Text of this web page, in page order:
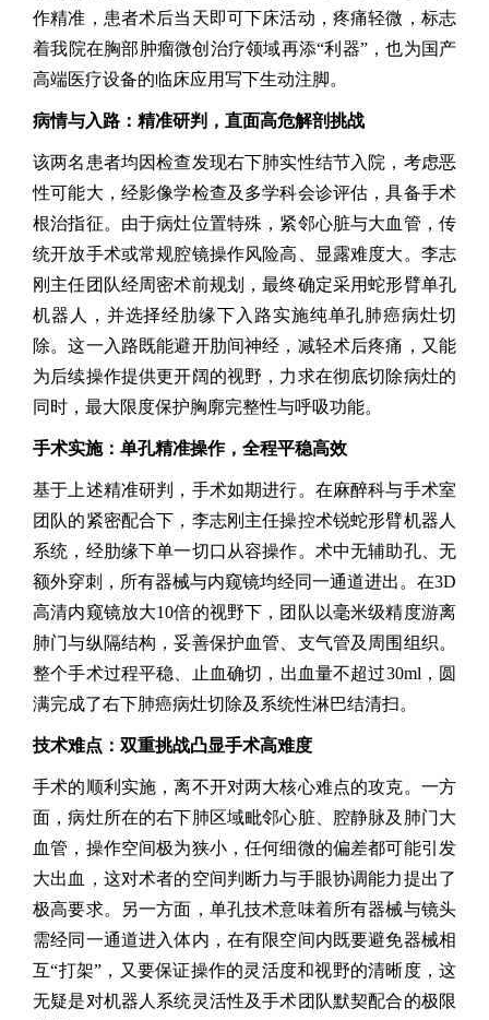
作精准，患者术后当天即可下床活动，疼痛轻微，标志
着我院在胸部肿瘤微创治疗领域再添“利器”，也为国产
高端医疗设备的临床应用写下生动注脚。
病情与入路：精准研判，直面高危解剖挑战
该两名患者均因检查发现右下肺实性结节入院，考虑恶
性可能大，经影像学检查及多学科会诊评估，具备手术
根治指征。由于病灶位置特殊，紧邻心脏与大血管，传
统开放手术或常规腔镜操作风险高、显露难度大。李志
刚主任团队经周密术前规划，最终确定采用蛇形臂单孔
机器人，并选择经肋缘下入路实施纯单孔肺癌病灶切
除。这一入路既能避开肋间神经，减轻术后疼痛，又能
为后续操作提供更开阔的视野，力求在彻底切除病灶的
同时，最大限度保护胸廓完整性与呼吸功能。
手术实施：单孔精准操作，全程平稳高效
基于上述精准研判，手术如期进行。在麻醉科与手术室
团队的紧密配合下，李志刚主任操控术锐蛇形臂机器人
系统，经肋缘下单一切口从容操作。术中无辅助孔、无
额外穿刺，所有器械与内窥镜均经同一通道进出。在3D
高清内窥镜放大10倍的视野下，团队以毫米级精度游离
肺门与纵隔结构，妥善保护血管、支气管及周围组织。
整个手术过程平稳、止血确切，出血量不超过30ml，圆
满完成了右下肺癌病灶切除及系统性淋巴结清扫。
技术难点：双重挑战凸显手术高难度
手术的顺利实施，离不开对两大核心难点的攻克。一方
面，病灶所在的右下肺区域毗邻心脏、腔静脉及肺门大
血管，操作空间极为狭小，任何细微的偏差都可能引发
大出血，这对术者的空间判断力与手眼协调能力提出了
极高要求。另一方面，单孔技术意味着所有器械与镜头
需经同一通道进入体内，在有限空间内既要避免器械相
互“打架”，又要保证操作的灵活度和视野的清晰度，这
无疑是对机器人系统灵活性及手术团队默契配合的极限